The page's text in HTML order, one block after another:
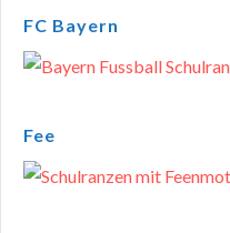
FC Bayern
Fee